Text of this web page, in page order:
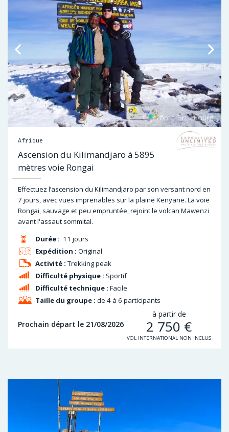
Afrique
Ascension du Kilimandjaro à 5895
mètres voie Rongai
Effectuez l’ascension du Kilimandjaro par son versant nord en
7 jours, avec vues imprenables sur la plaine Kenyane. La voie
Rongai, sauvage et peu empruntée, rejoint le volcan Mawenzi
avant l'assaut sommital.
Durée : 11 jours
Difficulté physique : Sportif
Expédition : Original
Difficulté technique : Facile
Activité : Trekking peak
Taille du groupe : de 4 à 6 participants
Prochain départ le 21/08/2026
à partir de
2 750 €
VOL INTERNATIONAL NON INCLUS